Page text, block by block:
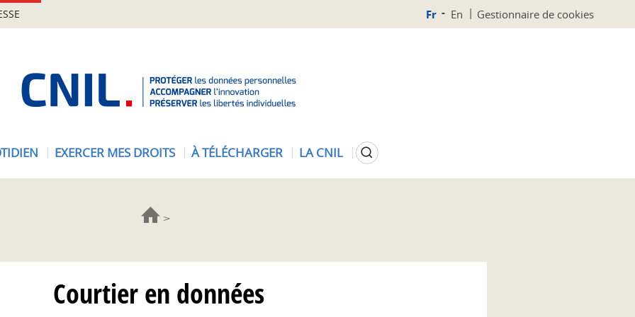
Fr En Gestionnaire de cookies
EXERCER MES DROITS À TÉLÉCHARGER LA CNIL Rechercher
Courtier en données